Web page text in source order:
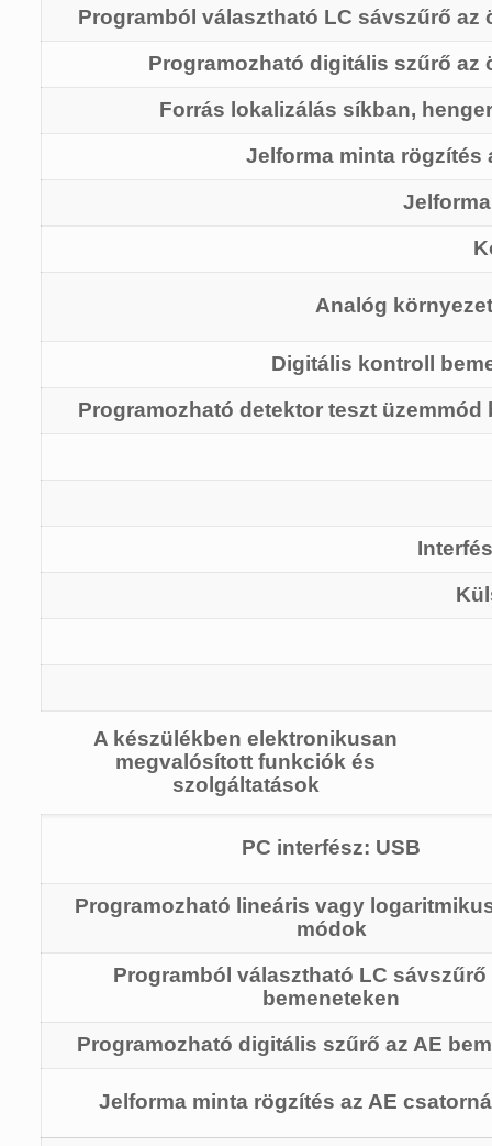
Programból választható LC sávszűrő az
Programozható digitális szűrő az
Forrás lokalizálás síkban,
Jelforma minta rögzítés
Analóg
Digitális kontroll
Programozható detektor teszt üzemmód
A készülékben elektronikusan
megvalósított funkciók és
szolgáltatások
PC interfész: USB
Programozható lineáris vagy
módok
Programból választható LC sávszűrő
bemeneteken
Programozható digitális szűrő az AE
Jelforma minta rögzítés az AE